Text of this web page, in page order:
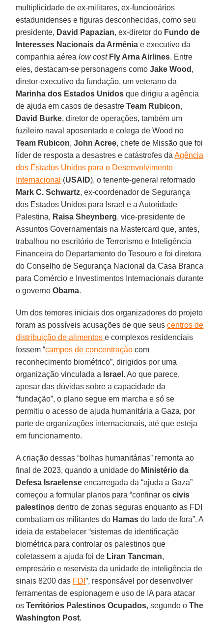
multiplicidade de ex-militares, ex-funcionários
estadunidenses e figuras desconhecidas, como seu
presidente, David Papazian, ex-diretor do Fundo de
Interesses Nacionais da Armênia e executivo da
companhia aérealow cost Fly Arna Airlines. Entre
eles, destacam-se personagens comoJake Wood ,
diretor-executivo da fundação, um veterano da
Marinha dos Estados Unidos que dirigiu a agência
de ajuda em casos de desastreTeam Rubicon,
David Burke, diretor de operações, também um
fuzileiro naval aposentado e colega de Wood no
Team Rubicon,John Acree, chefe de Missão que foi
líder de resposta a desastres e catástrofes daAgência
dos Estados Unidos para o Desenvolvimento
Internacional (USAID), o tenente-general reformado
Mark C. Schwartz, ex-coordenador de Segurança
dos Estados Unidos para Israel e a Autoridade
Palestina, Raisa Sheynberg, vice-presidente de
Assuntos Governamentais na Mastercard que, antes,
trabalhou no escritório de Terrorismo e Inteligência
Financeira do Departamento do Tesouro e foi diretora
do Conselho de Segurança Nacional da Casa Branca
para Comércio e Investimentos Internacionais durante
o governoObama.
Um dos temores iniciais dos organizadores do projeto
foram as possíveis acusações de que seuscentros de
distribuição de alimentose complexos residenciais
fossem “campos de concentração com
reconhecimento biométrico”, dirigidos por uma
organização vinculada a Israel . Ao que parece,
apesar das dúvidas sobre a capacidade da
“fundação”, o plano segue em marcha e só se
permitiu o acesso de ajuda humanitária a Gaza, por
parte de organizações internacionais, até que esteja
em funcionamento.
A criação dessas “bolhas humanitárias” remonta ao
final de 2023, quando a unidade do Ministério da
Defesa Israelense encarregada da “ajuda a Gaza”
começou a formular planos para “confinar oscivis
palestinos dentro de zonas seguras enquanto as FDI
combatiam os militantes do Hamas do lado de fora”. A
ideia de estabelecer “sistemas de identificação
biométrica para controlar os palestinos que
coletassem a ajuda foi de Liran Tancman,
empresário e reservista da unidade de inteligência de
sinais 8200 das FDI”, responsável por desenvolver
ferramentas de espionagem e uso de IA para atacar
osTerritórios Palestinos Ocupados, segundo oThe
Washington Post.